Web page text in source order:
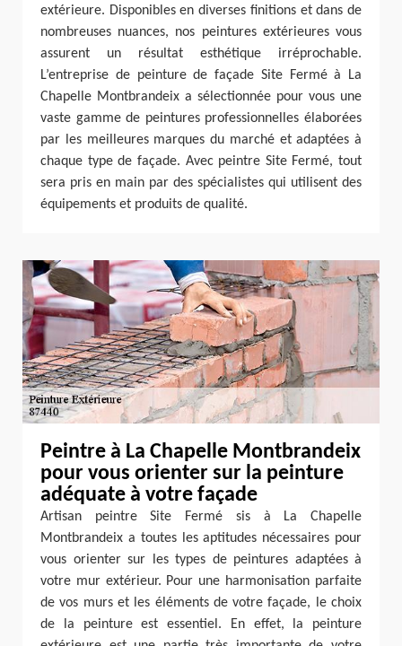
extérieure. Disponibles en diverses finitions et dans de
nombreuses nuances, nos peintures extérieures vous
assurent un résultat esthétique irréprochable.
L’entreprise de peinture de façade Site Fermé à La
Chapelle Montbrandeix a sélectionnée pour vous une
vaste gamme de peintures professionnelles élaborées
par les meilleures marques du marché et adaptées à
chaque type de façade. Avec peintre Site Fermé, tout
sera pris en main par des spécialistes qui utilisent des
équipements et produits de qualité.
Peintre à La Chapelle Montbrandeix
pour vous orienter sur la peinture
adéquate à votre façade
Artisan peintre Site Fermé sis à La Chapelle
Montbrandeix a toutes les aptitudes nécessaires pour
vous orienter sur les types de peintures adaptées à
votre mur extérieur. Pour une harmonisation parfaite
de vos murs et les éléments de votre façade, le choix
de la peinture est essentiel. En effet, la peinture